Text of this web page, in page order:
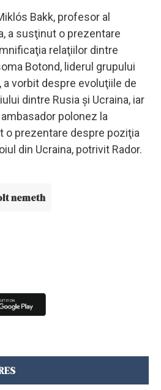
Bakk, profesor al
a susţinut o prezentare
relaţiilor dintre
Botond, liderul grupului
a vorbit despre evoluţiile de
dintre Rusia şi Ucraina, iar
polonez la
o prezentare despre poziţia
din Ucraina, potrivit Rador.
nemeth